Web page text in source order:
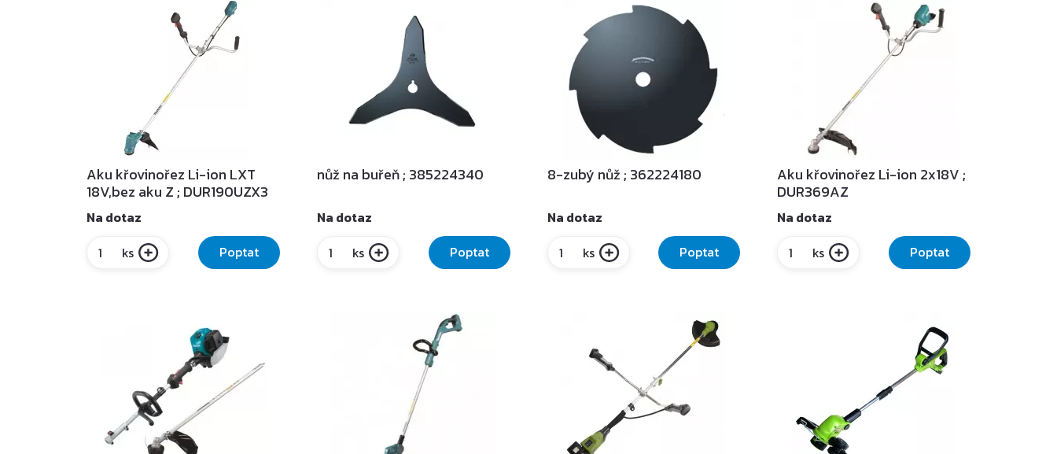
Aku křovinořez Li-ion LXT
18V,bez aku Z ; DUR190UZX3
Na dotaz
ks
Poptat
nůž na buřeň ; 385224340
Na dotaz
ks
Poptat
8-zubý nůž ; 362224180
Na dotaz
ks
Poptat
Aku křovinořez Li-ion 2x18V ;
DUR369AZ
Na dotaz
ks
Poptat